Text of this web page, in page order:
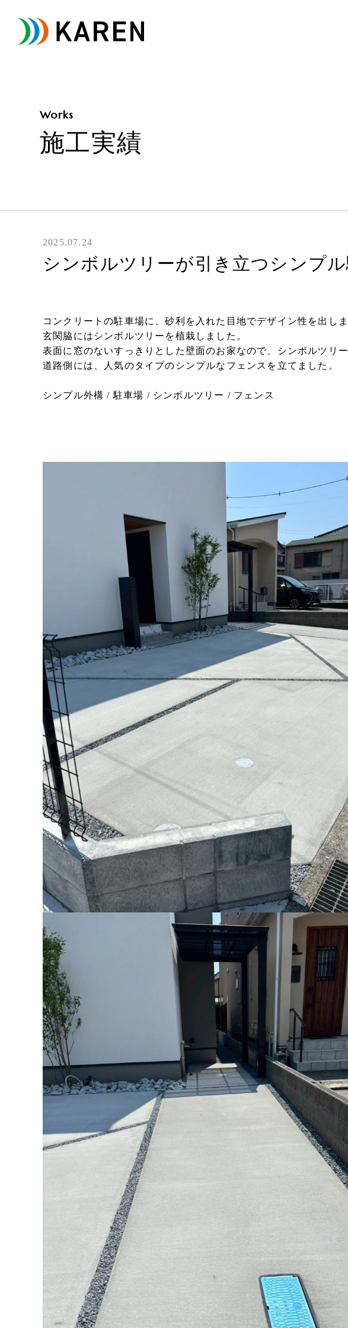
Works
施工実績
2025.07.24
シンボルツリーが引き立つシンプ
コンクリートの駐車場に、砂利を入れた目地でデザイン性を出しま
玄関脇にはシンボルツリーを植栽しました。
表面に窓のないすっきりとした壁面のお家なので、シンボルツリ
道路側には、人気のタイプのシンプルなフェンスを立てました。
シンプル外構 / 駐車場 / シンボルツリー / フェンス